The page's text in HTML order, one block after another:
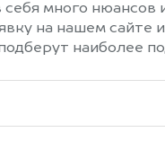
много нюансов
на нашем
наиболее